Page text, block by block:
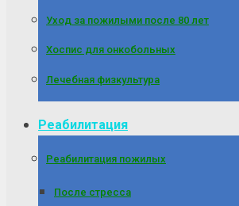
Уход за пожилыми после 80 лет
Хоспис для онкобольных
Лечебная физкультура
Реабилитация
Реабилитация пожилых
После стресса